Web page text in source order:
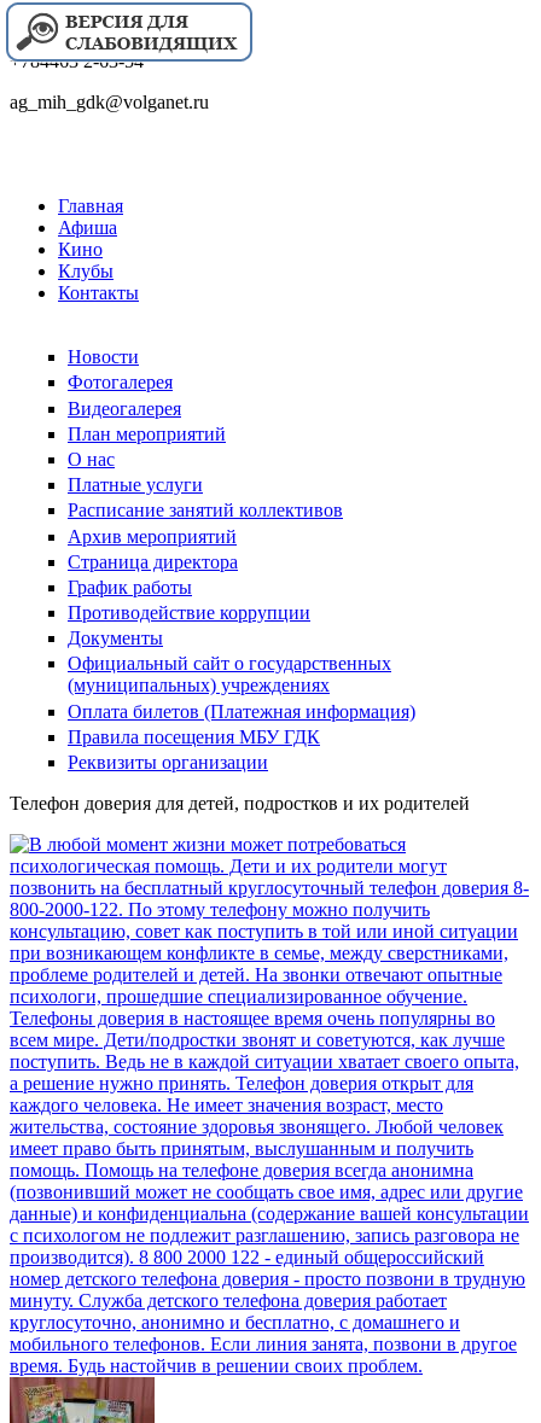
+784463 2-63-54
ag_mih_gdk@volganet.ru
Главная
Афиша
Кино
Клубы
Контакты
Новости
Фотогалерея
Видеогалерея
План мероприятий
О нас
Платные услуги
Расписание занятий коллективов
Архив мероприятий
Страница директора
График работы
Противодействие коррупции
Документы
Официальный сайт о государственных
(муниципальных) учреждениях
Оплата билетов (Платежная информация)
Правила посещения МБУ ГДК
Реквизиты организации
Телефон доверия для детей, подростков и их родителей